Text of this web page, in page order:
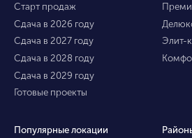
Старт продаж
Сдача в 2026 году
Сдача в 2027 году
Сдача в 2028 году
Сдача в 2029 году
Готовые проекты
Элит-
Популярные локации